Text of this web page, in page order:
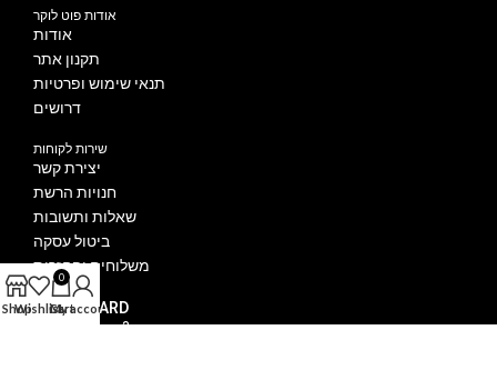
אודות פוט לוקר
אודות
תקנון אתר
תנאי שימוש ופרטיות
דרושים
שירות לקוחות
יצירת קשר
חנויות הרשת
שאלות ותשובות
ביטול עסקה
משלוחים והחזרות
DREAM CARD
איך מצטרפים?
ShopWishlist
0
Cart
My account